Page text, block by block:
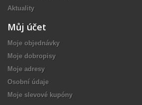
Aktuality
Můj účet
Moje objednávky
Moje dobropisy
Moje adresy
Osobní údaje
Moje slevové kupóny